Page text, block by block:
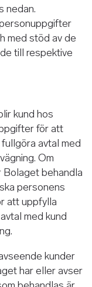
nedan.
med stöd av de
till respektive
kund hos
för att
avtal med
Om
Bolaget behandla
personens
att uppfylla
med kund
kunder
har eller avser